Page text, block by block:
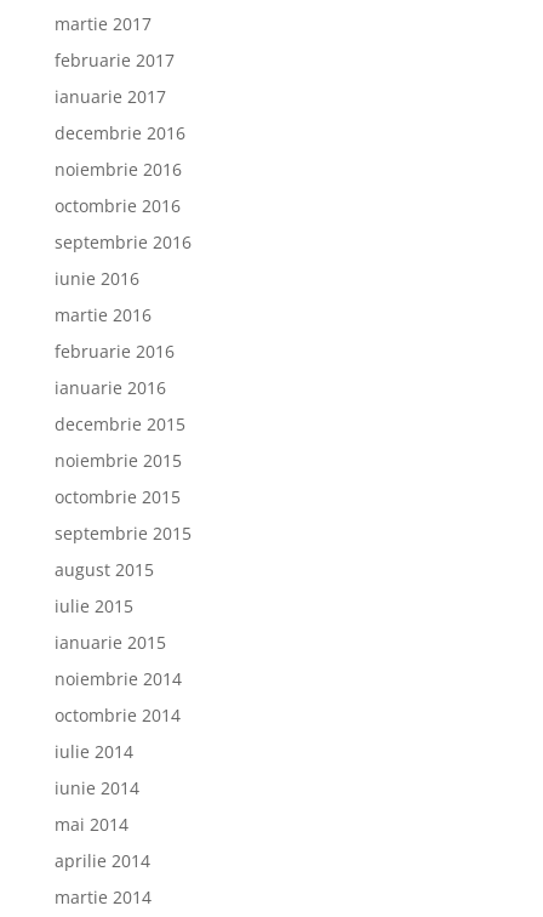
martie 2017
februarie 2017
ianuarie 2017
decembrie 2016
noiembrie 2016
octombrie 2016
septembrie 2016
iunie 2016
martie 2016
februarie 2016
ianuarie 2016
decembrie 2015
noiembrie 2015
octombrie 2015
septembrie 2015
august 2015
iulie 2015
ianuarie 2015
noiembrie 2014
octombrie 2014
iulie 2014
iunie 2014
mai 2014
aprilie 2014
martie 2014